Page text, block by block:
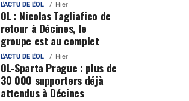
L'ACTU DE L'OL Hier
OL : Nicolas Tagliafico de
retour à Décines, le
groupe est au complet
L'ACTU DE L'OL Hier
OL-Sparta Prague : plus de
30 000 supporters déjà
attendus à Décines